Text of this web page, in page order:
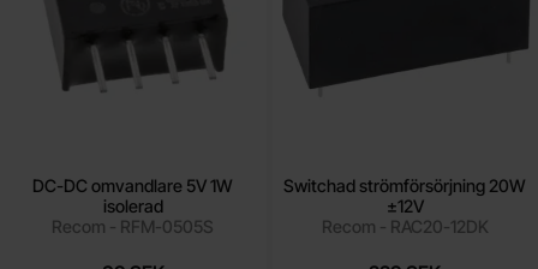
DC-DC omvandlare 5V 1W
isolerad
Recom - RFM-0505S
Switchad strömförsörjning 20W
±12V
Recom - RAC20-12DK